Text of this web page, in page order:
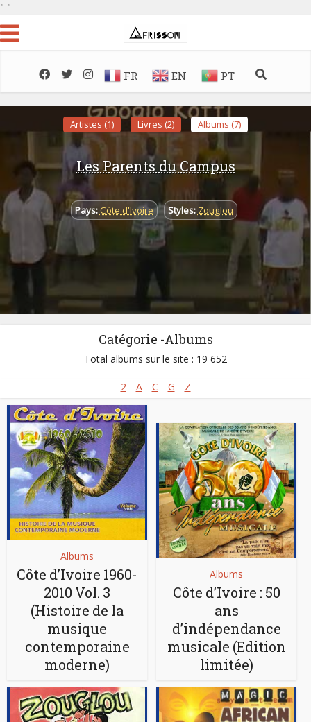
" "
FR EN PT
Artistes (1) Livres (2) Albums (7)
Les Parents du Campus
Pays:Côte d'Ivoire Styles: Zouglou
Catégorie -Albums
Total albums sur le site : 19 652
2 A C G Z
Albums
Côte d’Ivoire 1960-
2010 Vol. 3
(Histoire de la
musique
contemporaine
moderne)
Albums
Côte d’Ivoire : 50
ans
d’indépendance
musicale (Edition
limitée)